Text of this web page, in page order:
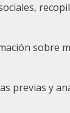
sobre
previas y